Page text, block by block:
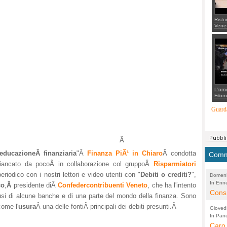
Â
educazioneÂ finanziaria"Â Finanza PiÃ¹ in ChiaroÂ condotta
da pocoÂ in collaborazione col gruppoÂ
Risparmiatori
con i nostri lettori e video utenti con " Debiti o crediti?",
,Â presidente diÂ Confedercontribuenti Veneto , che ha l'intento
di alcune banche e di una parte del mondo della finanza. Sono
l'usuraÂ una delle fontiÂ principali dei debiti presunti.Â
con
In
In